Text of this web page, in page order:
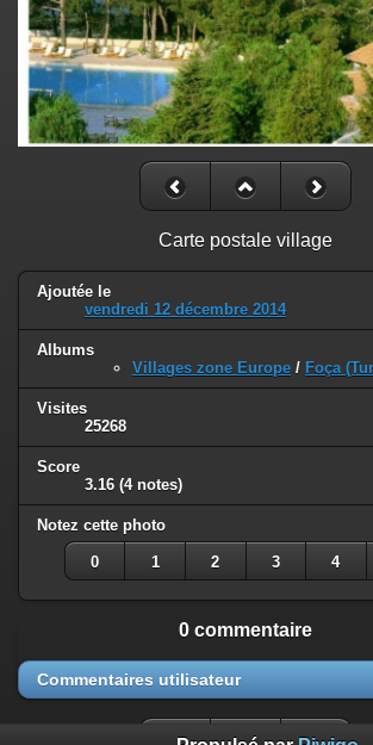
Carte postale village
Ajoutée le
vendredi 12 décembre 2014
Albums
Villages zone Europe / Foça
Visites
25268
Score
3.16 (4 notes)
Notez cette photo
0 1 2 3 4
0 commentaire
Commentaires utilisateur